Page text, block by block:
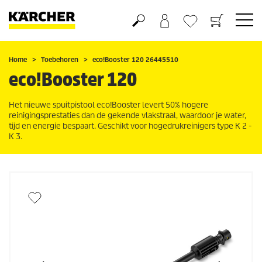
Boodschappenmandje
Verlanglijstje
Home Toebehoren eco!Booster 120 26445510
eco!Booster120
Het nieuwe spuitpistooleco!Booster levert 50% hogere
reinigingsprestaties dan de gekende vlakstraal, waardoor je water,
tijd en energie bespaart. Geschikt voor hogedrukreinigers type K 2 -
K 3.